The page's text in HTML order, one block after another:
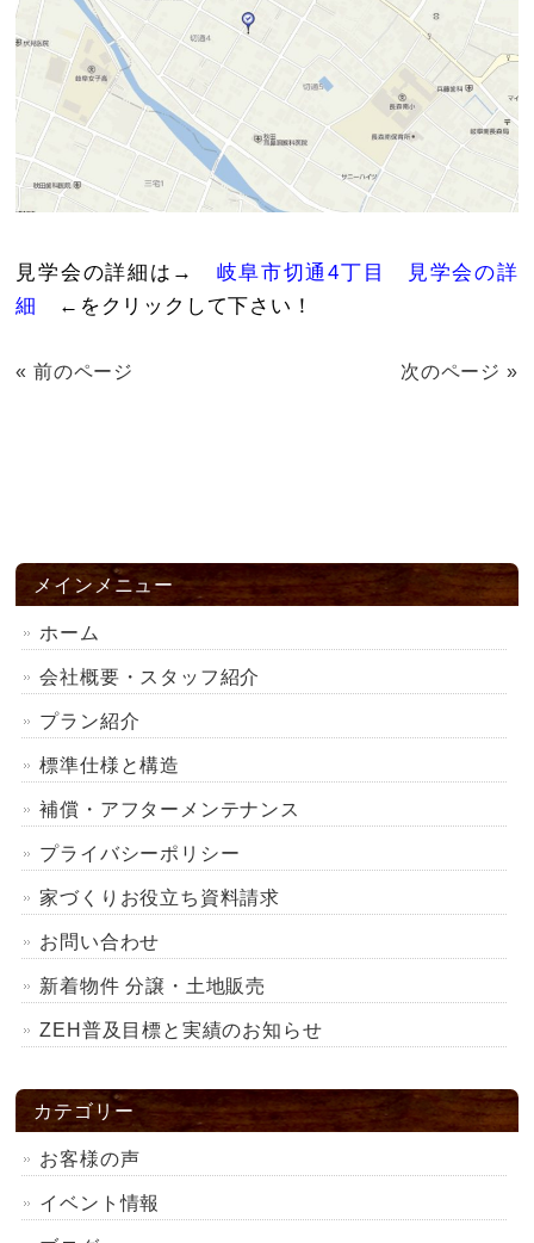
見学会の詳細は→
岐阜市切通4丁目 見学会の詳
細
←をクリックして下さい！
« 前のページ 次のページ »
メインメニュー
ホーム
会社概要・スタッフ紹介
プラン紹介
標準仕様と構造
補償・アフターメンテナンス
プライバシーポリシー
家づくりお役立ち資料請求
お問い合わせ
新着物件 分譲・土地販売
ZEH普及目標と実績のお知らせ
カテゴリー
お客様の声
イベント情報